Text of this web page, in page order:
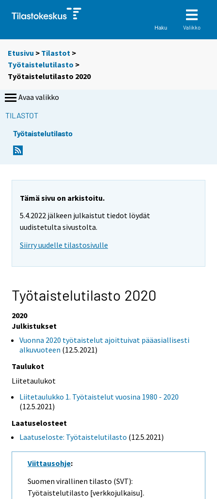
Haku Valikko
Etusivu > Tilastot >
Työtaistelutilasto >
Työtaistelutilasto 2020
Avaa valikko
TILASTOT
Työtaistelutilasto
Tämä sivu on arkistoitu.
5.4.2022 jälkeen julkaistut tiedot löydät
uudistetulta sivustolta.
Siirry uudelle tilastosivulle
Työtaistelutilasto 2020
2020
Julkistukset
Vuonna 2020 työtaistelut ajoittuivat pääasiallisesti
alkuvuoteen (12.5.2021)
Taulukot
Liitetaulukot
Liitetaulukko 1. Työtaistelut vuosina 1980 - 2020
(12.5.2021)
Laatuselosteet
Laatuseloste: Työtaistelutilasto (12.5.2021)
Viittausohje:
Suomen virallinen tilasto (SVT):
Työtaistelutilasto [verkkojulkaisu].